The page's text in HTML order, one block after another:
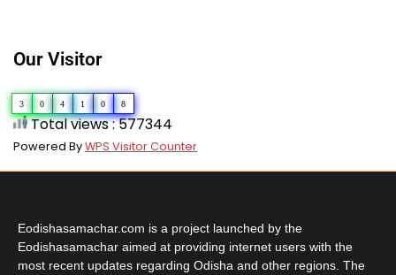
Our Visitor
3 0 4 1 0 8
Total views : 577344
Powered ByWPS Visitor Counter
Eodishasamachar.com is a project launched by the
Eodishasamachar aimed at providing internet users with the
most recent updates regarding Odisha and other regions. The